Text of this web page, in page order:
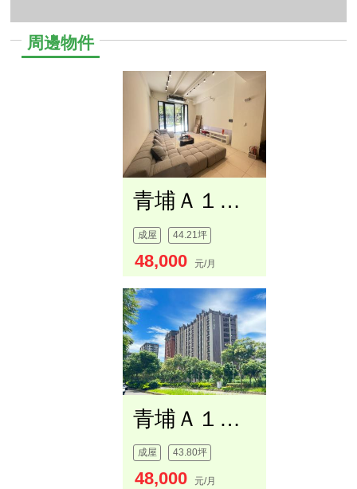
周邊物件
青埔Ａ１８林立寬和金店面
成屋 44.21坪
48,000 元/月
青埔Ａ１８林立寬和金店面
成屋 43.80坪
48,000 元/月